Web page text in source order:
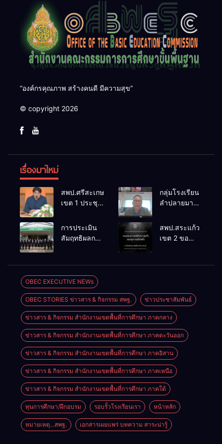
“องค์กรคุณภาพ สร้างคนดี มีความสุข”
© copyright 2026
เรื่องมาใหม่
สพป.ศรีสะเกษ
เขต 1 ประชุม
จัดการ
แข่งขันงาน
ศิลปหัตถกรรม
74 ปีการ
ศึกษา 2569
กลุ่มโรงเรียน
ลำปลายมาศ
เคลื่อน RT,
NT, O-NET
การประเมิน
สัมฤทธิผลการ
ศึกษา
ตำแหน่ง รอง
ผู้อำนวยการ
สถานศึกษา
สพป.สระแก้ว
เขต 2 ขอ
OBEC EXECUTIVE NEWs
OBEC STORIES ข่าวสาร & กิจกรรม สพฐ. ข่าวประชาสัมพันธ์
ข่าวสาร & กิจกรรม สำนักงานเขตพื้นที่การศึกษา ภาคกลาง
ข่าวสาร & กิจกรรม สำนักงานเขตพื้นที่การศึกษา ภาคตะวันออก
ข่าวสาร & กิจกรรม สำนักงานเขตพื้นที่การศึกษา ภาคอิสาน
ข่าวสาร & กิจกรรม สำนักงานเขตพื้นที่การศึกษา ภาคเหนือ
ข่าวสาร & กิจกรรม สำนักงานเขตพื้นที่การศึกษา ภาคใต้
ทุนการศึกษา/ฝึกอบรม รอบรั้วโรงเรียนเรา หน้าหลัก
หมายเหตุ...สพฐ. เอกสารเผยแพร่ บทความ สาระน่ารู้